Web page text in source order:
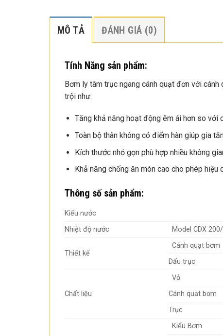
MÔ TẢ ĐÁNH GIÁ (0)
Tính Năng sản phẩm:
Bơm ly tâm trục ngang cánh quạt đơn với
trội như:
Tăng khả năng hoạt động êm ái hơn so với
Toàn bộ thân không có điểm hàn giúp gia
Kích thước nhỏ gọn phù hợp nhiều không
Khả năng chống ăn mòn cao cho phép
Thông số sản phẩm:
Kiểu nước
Nhiệt độ nước
Model CDX
Thiết kế
Cánh quạt bơm
Dấu trục
Chất liệu
Vỏ
Cánh quạt bơm
Trục
Kiểu Bơm